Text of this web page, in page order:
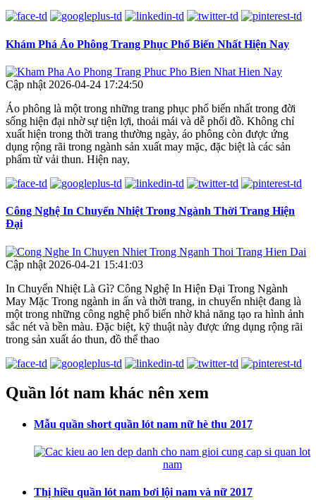
Khám Phá Áo Phông Trang Phục Phổ Biến Nhất Hiện Nay
Cập nhật 2026-04-24 17:24:50
Áo phông là một trong những trang phục phổ biến nhất trong đời
sống hiện đại nhờ sự tiện lợi, thoải mái và dễ phối đồ. Không chỉ
xuất hiện trong thời trang thường ngày, áo phông còn được ứng
dụng rộng rãi trong ngành sản xuất may mặc, đặc biệt là các sản
phẩm từ vải thun. Hiện nay,
Công Nghệ In Chuyển Nhiệt Trong Ngành Thời Trang Hiện
Đại
Cập nhật 2026-04-21 15:41:03
In Chuyển Nhiệt Là Gì? Công Nghệ In Hiện Đại Trong Ngành
May Mặc Trong ngành in ấn và thời trang, in chuyển nhiệt đang là
một trong những công nghệ phổ biến nhờ khả năng tạo ra hình ảnh
sắc nét và bền màu. Đặc biệt, kỹ thuật này được ứng dụng rộng rãi
trong sản xuất áo thun, đồ thể thao
Quần lót nam khác nên xem
Mẫu quần short quần lót nam nữ hè thu 2017
Thị hiều quần lót nam bơi lội nam và nữ 2017